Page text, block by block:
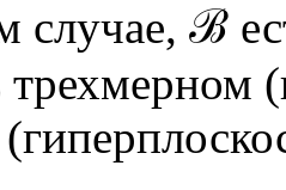
случае, ℬ
трехмерном